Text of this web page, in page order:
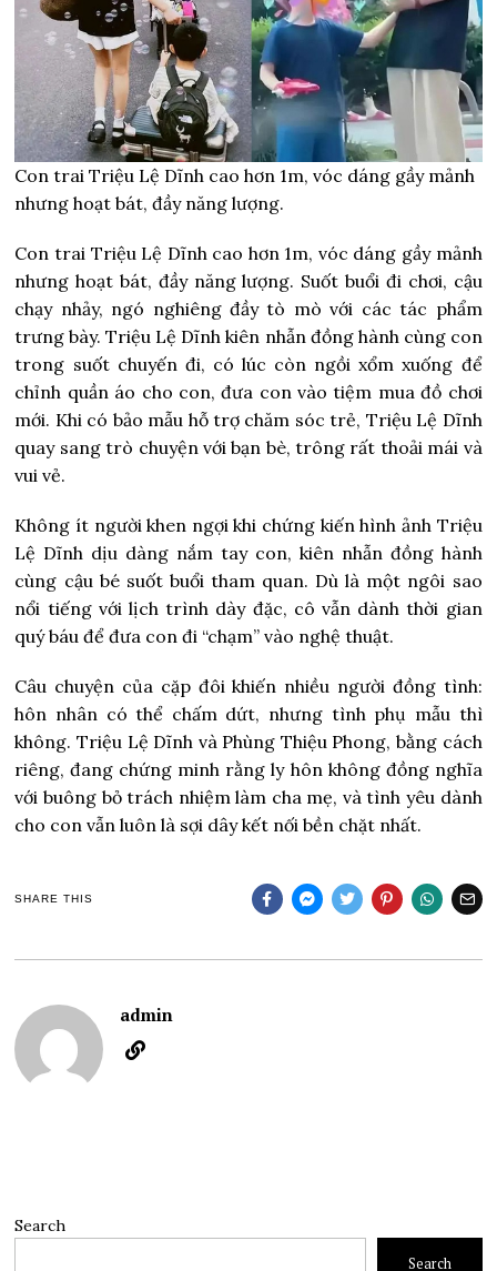
Con trai Triệu Lệ Dĩnh cao hơn 1m, vóc dáng gầy mảnh
nhưng hoạt bát, đầy năng lượng.
Con trai Triệu Lệ Dĩnh cao hơn 1m, vóc dáng gầy mảnh
nhưng hoạt bát, đầy năng lượng. Suốt buổi đi chơi, cậu
chạy nhảy, ngó nghiêng đầy tò mò với các tác phẩm
trưng bày. Triệu Lệ Dĩnh kiên nhẫn đồng hành cùng con
trong suốt chuyến đi, có lúc còn ngồi xổm xuống để
chỉnh quần áo cho con, đưa con vào tiệm mua đồ chơi
mới. Khi có bảo mẫu hỗ trợ chăm sóc trẻ, Triệu Lệ Dĩnh
quay sang trò chuyện với bạn bè, trông rất thoải mái và
vui vẻ.
Không ít người khen ngợi khi chứng kiến hình ảnh Triệu
Lệ Dĩnh dịu dàng nắm tay con, kiên nhẫn đồng hành
cùng cậu bé suốt buổi tham quan. Dù là một ngôi sao
nổi tiếng với lịch trình dày đặc, cô vẫn dành thời gian
quý báu để đưa con đi “chạm” vào nghệ thuật.
Câu chuyện của cặp đôi khiến nhiều người đồng tình:
hôn nhân có thể chấm dứt, nhưng tình phụ mẫu thì
không. Triệu Lệ Dĩnh và Phùng Thiệu Phong, bằng cách
riêng, đang chứng minh rằng ly hôn không đồng nghĩa
với buông bỏ trách nhiệm làm cha mẹ, và tình yêu dành
cho con vẫn luôn là sợi dây kết nối bền chặt nhất.
SHARE THIS
admin
Search
Search